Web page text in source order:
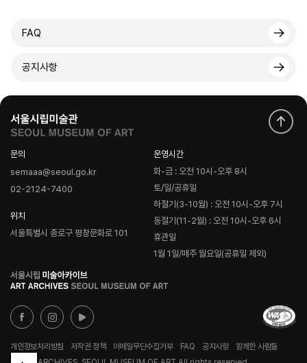
FAQ
공지사항
문의
semaaa@seoul.go.kr
02-2124-7400
위치
서울특별시 종로구 평창문화로 101
운영시간
화-금 : 오전 10시-오후 8시
토/일/공휴일
하절기(3-10월) : 오전 10시-오후 7시
동절기(11-2월) : 오전 10시-오후 6시
휴관일
1월 1일/매주 월요일(공휴일 제외)
로
고
개인정보처리방침 저작권 정책 이메일무단수집거부 FAQ 공지사항
함께한 사람들